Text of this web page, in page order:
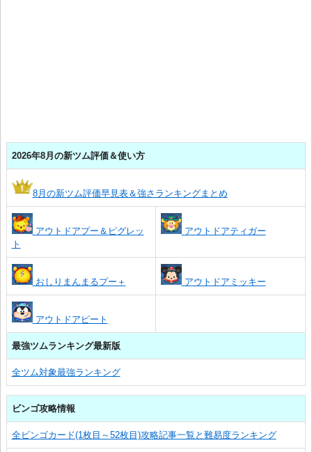
2026年8月の新ツム評価＆使い方
8月の新ツム評価早見表＆強さランキングまとめ
アウトドアプー＆ピグレッ
ト
アウトドアティガー
おしりまんまるプー＋ アウトドアミッキー
アウトドアピート
最強ツムランキング最新版
全ツム対象最強ランキング
ビンゴ攻略情報
全ビンゴカード(1枚目～52枚目)攻略記事一覧と難易度ランキング